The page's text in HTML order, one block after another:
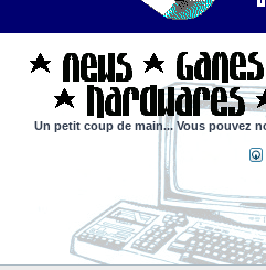
Un petit coup de main... Vous pouvez